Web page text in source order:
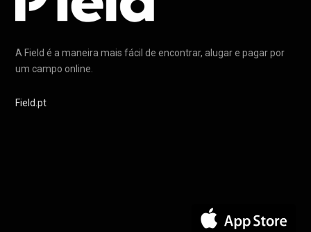
A Field é a maneira mais fácil de encontrar, alugar e pagar por
um campo online.
Field.pt